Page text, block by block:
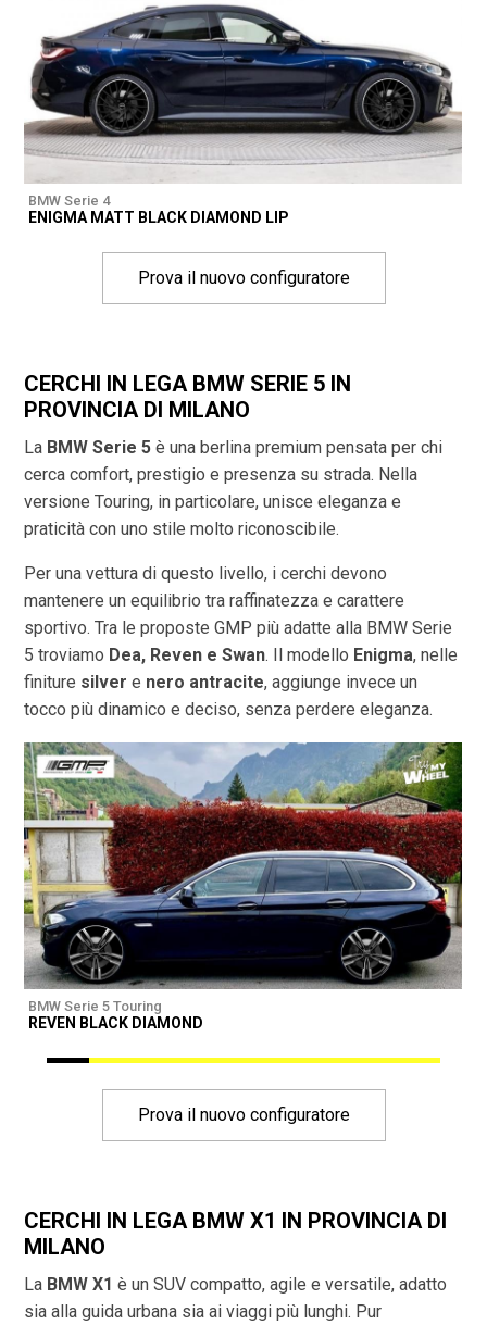
BMW Serie 4
ENIGMA MATT BLACK DIAMOND LIP
Prova il nuovo configuratore
CERCHI IN LEGA BMW SERIE 5 IN
PROVINCIA DI MILANO
La BMW Serie 5 è una berlina premium pensata per chi
cerca comfort, prestigio e presenza su strada. Nella
versione Touring, in particolare, unisce eleganza e
praticità con uno stile molto riconoscibile.
Per una vettura di questo livello, i cerchi devono
mantenere un equilibrio tra raffinatezza e carattere
sportivo. Tra le proposte GMP più adatte alla BMW Serie
5 troviamo Dea, Reven e Swan. Il modello Enigma, nelle
finiture silver e nero antracite, aggiunge invece un
tocco più dinamico e deciso, senza perdere eleganza.
BMW Serie 5 Touring
REVEN BLACK DIAMOND
Prova il nuovo configuratore
CERCHI IN LEGA BMW X1 IN PROVINCIA DI
MILANO
La BMW X1 è un SUV compatto, agile e versatile, adatto
sia alla guida urbana sia ai viaggi più lunghi. Pur